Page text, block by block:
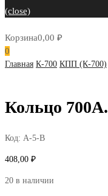
(close)
Корзина0,00 ₽
0
Главная К-700 КПП (К-700)
Кольцо
Код: А-5-В
408,00 ₽
20 в наличии